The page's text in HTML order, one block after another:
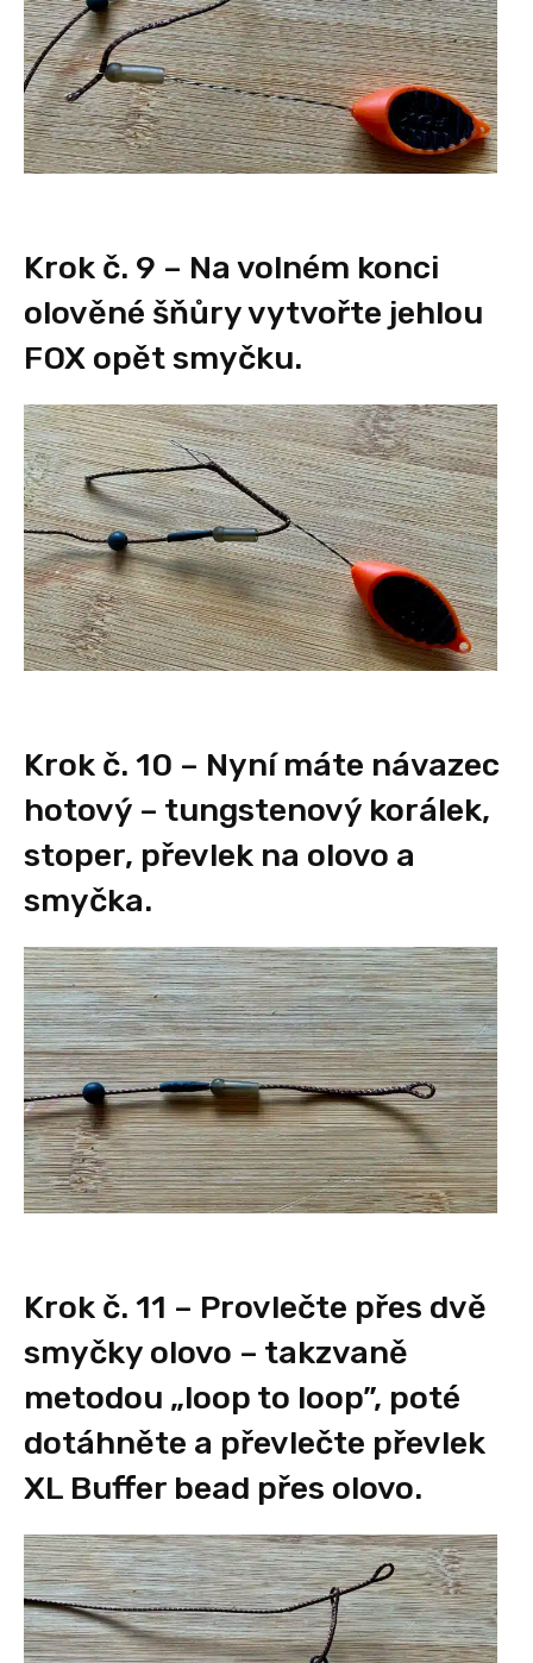
Krok č. 9 – Na volném konci
olověné šňůry vytvořte jehlou
FOX opět smyčku.
Krok č. 10 – Nyní máte návazec
hotový – tungstenový korálek,
stoper, převlek na olovo a
smyčka.
Krok č. 11 – Provlečte přes dvě
smyčky olovo – takzvaně
metodou „loop to loop”, poté
dotáhněte a převlečte převlek
XL Buffer bead přes olovo.